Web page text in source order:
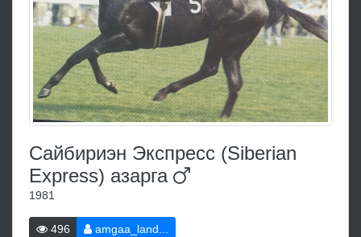
Сaйбиpиэн Экcпpecc (Siberian
Express) азарга
1981
496 amgaa_land...